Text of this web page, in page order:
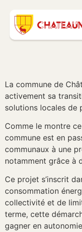
La commune de
activement sa
solutions locales de
Comme le montre
commune est en
communaux à une
notamment grâce à
Ce projet s’inscrit
consommation
collectivité et de
terme, cette
gagner en